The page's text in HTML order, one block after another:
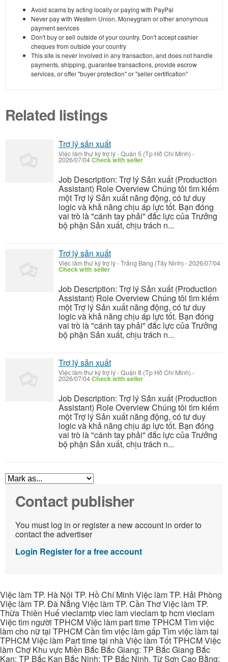
Avoid scams by acting locally or paying with PayPal
Never pay with Western Union, Moneygram or other anonymous
payment services
Don't buy or sell outside of your country. Don't accept cashier
cheques from outside your country
This site is never involved in any transaction, and does not handle
payments, shipping, guarantee transactions, provide escrow
services, or offer "buyer protection" or "seller certification"
Related listings
Trợ lý sản xuất
Việc làm thư ký trợ lý-Quận 5 (Tp Hồ Chí Minh) -
2026/07/04Check with seller
Job Description: Trợ lý Sản xuất (Production
Assistant) Role Overview Chúng tôi tìm kiếm
một Trợ lý Sản xuất năng động, có tư duy
logic và khả năng chịu áp lực tốt. Bạn đóng
vai trò là "cánh tay phải" đắc lực của Trưởng
bộ phận Sản xuất, chịu trách n...
Trợ lý sản xuất
Việc làm thư ký trợ lý-Trảng Bàng (Tây Ninh) -2026/07/04
Check with seller
Job Description: Trợ lý Sản xuất (Production
Assistant) Role Overview Chúng tôi tìm kiếm
một Trợ lý Sản xuất năng động, có tư duy
logic và khả năng chịu áp lực tốt. Bạn đóng
vai trò là "cánh tay phải" đắc lực của Trưởng
bộ phận Sản xuất, chịu trách n...
Trợ lý sản xuất
Việc làm thư ký trợ lý-Quận 8 (Tp Hồ Chí Minh) -
2026/07/04Check with seller
Job Description: Trợ lý Sản xuất (Production
Assistant) Role Overview Chúng tôi tìm kiếm
một Trợ lý Sản xuất năng động, có tư duy
logic và khả năng chịu áp lực tốt. Bạn đóng
vai trò là "cánh tay phải" đắc lực của Trưởng
bộ phận Sản xuất, chịu trách n...
Contact publisher
You must log in or register a new account in order to
contact the advertiser
Login Register for a free account
Việc làm TP. Hà Nội TP. Hồ Chí Minh Việc làm TP. Hải Phòng
Việc làm TP. Đà Nẵng Việc làm TP. Cần Thơ Việc làm TP.
Thừa Thiên Huế vieclamtp viec lam vieclam tp hcm vieclam
Việc tìm người TPHCM Việc làm part time TPHCM Tìm việc
làm cho nữ tại TPHCM Cần tìm việc làm gấp Tìm việc làm tại
TPHCM Việc làm Part time tại nhà Việc làm Tốt TPHCM Việc
làm Chợ Khu vực Miền Bắc Bắc Giang: TP Bắc Giang Bắc
Kạn: TP Bắc Kạn Bắc Ninh: TP Bắc Ninh, Từ Sơn Cao Bằng: